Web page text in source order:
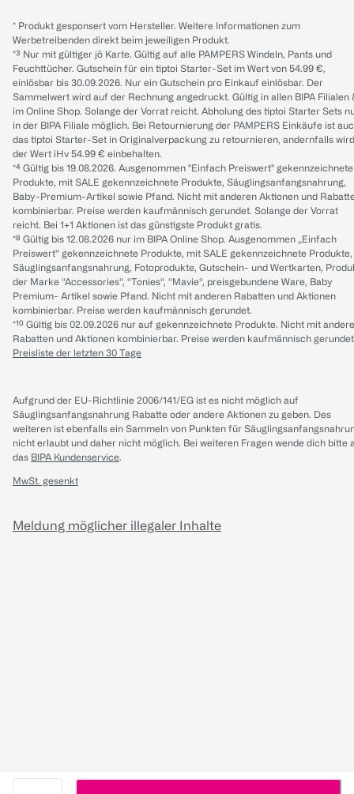
* Produkt gesponsert vom Hersteller. Weitere Informationen zum
Werbetreibenden direkt beim jeweiligen Produkt.
*³ Nur mit gültiger jö Karte. Gültig auf alle PAMPERS Windeln, Pants und
Feuchttücher. Gutschein für ein tiptoi Starter-Set im Wert von 54.99 €,
einlösbar bis 30.09.2026. Nur ein Gutschein pro Einkauf einlösbar. Der
Sammelwert wird auf der Rechnung angedruckt. Gültig in allen BIPA Filialen
im Online Shop. Solange der Vorrat reicht. Abholung des tiptoi Starter Sets
in der BIPA Filiale möglich. Bei Retournierung der PAMPERS Einkäufe ist
das tiptoi Starter-Set in Originalverpackung zu retournieren, andernfalls wird
der Wert iHv 54.99 € einbehalten.
*⁴ Gültig bis 19.08.2026. Ausgenommen "Einfach Preiswert" gekennzeichnete
Produkte, mit SALE gekennzeichnete Produkte, Säuglingsanfangsnahrung,
Baby-Premium-Artikel sowie Pfand. Nicht mit anderen Aktionen und
kombinierbar. Preise werden kaufmännisch gerundet. Solange der Vorrat
reicht. Bei 1+1 Aktionen ist das günstigste Produkt gratis.
*⁸ Gültig bis 12.08.2026 nur im BIPA Online Shop. Ausgenommen „Einfach
Preiswert“ gekennzeichnete Produkte, mit SALE gekennzeichnete Produkte,
Säuglingsanfangsnahrung, Fotoprodukte, Gutschein- und Wertkarten,
der Marke “Accessories“, “Tonies“, “Mavie“, preisgebundene Ware, Baby
Premium- Artikel sowie Pfand. Nicht mit anderen Rabatten und Aktionen
kombinierbar. Preise werden kaufmännisch gerundet.
*¹⁰ Gültig bis 02.09.2026 nur auf gekennzeichnete Produkte. Nicht mit
Rabatten und Aktionen kombinierbar. Preise werden kaufmännisch
Preisliste der letzten 30 Tage
Aufgrund der EU-Richtlinie 2006/141/EG ist es nicht möglich auf
Säuglingsanfangsnahrung Rabatte oder andere Aktionen zu geben. Des
weiteren ist ebenfalls ein Sammeln von Punkten für
nicht erlaubt und daher nicht möglich. Bei weiteren Fragen wende dich bitte
das BIPA Kundenservice.
MwSt. gesenkt
Meldung möglicher illegaler Inhalte